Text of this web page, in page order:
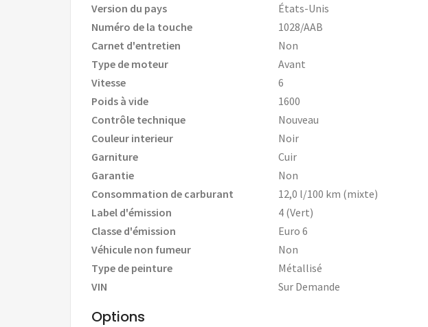
Version du pays
États-Unis
Numéro de la touche
1028/AAB
Carnet d'entretien
Non
Type de moteur
Avant
Vitesse
6
Poids à vide
1600
Contrôle technique
Nouveau
Couleur interieur
Noir
Garniture
Cuir
Garantie
Non
Consommation de carburant
12,0 l/100 km (mixte)
Label d'émission
4 (Vert)
Classe d'émission
Euro 6
Véhicule non fumeur
Non
Type de peinture
Métallisé
VIN
Sur Demande
Options